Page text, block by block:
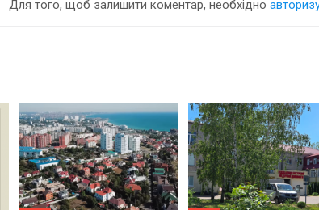
Для того, щоб залишити коментар, необхідно